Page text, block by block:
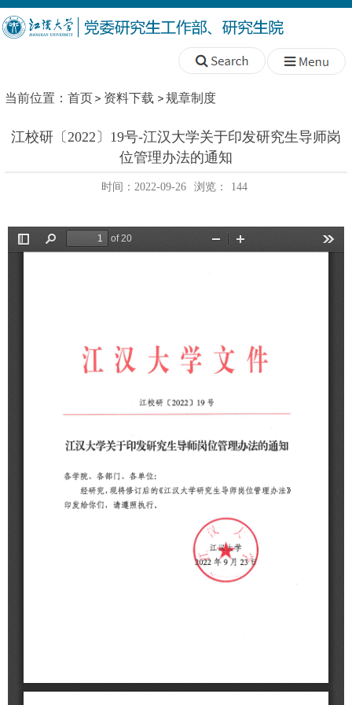
当前位置： 首页 资料下载 规章制度
江校研〔2022〕19号-江汉大学关于印发研究生导师岗
位管理办法的通知
时间：2022-09-26 浏览： 144